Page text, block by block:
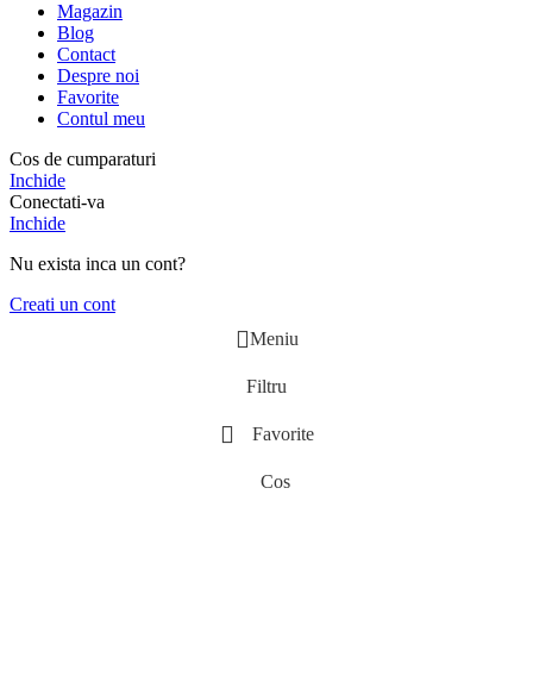
Magazin
Blog
Contact
Despre noi
Favorite
Contul meu
Cos de cumparaturi
Inchide
Conectati-va
Inchide
Nu exista inca un cont?
Creati un cont
Meniu
Filtru
Favorite
Cos